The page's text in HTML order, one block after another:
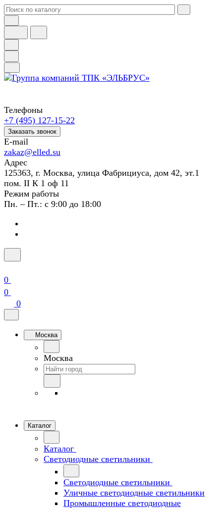
Телефоны
+7 (495) 127-15-22
Заказать звонок
E-mail
zakaz@elled.su
Адрес
125363, г. Москва, улица Фабрициуса, дом 42, эт.1
пом. II К 1 оф 11
Режим работы
Пн. – Пт.: с 9:00 до 18:00
0
0
0
Москва
Москва
Каталог
Каталог
Светодиодные светильники
Светодиодные светильники
Уличные светодиодные светильники
Промышленные светодиодные